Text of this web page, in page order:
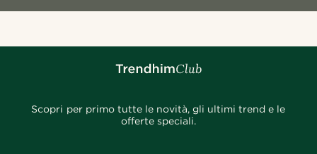
Scopri per primo tutte le novità, gli ultimi trend e le
offerte speciali.